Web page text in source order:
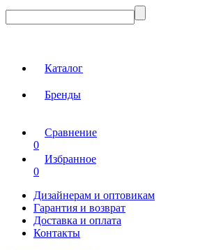
Каталог
Бренды
Сравнение
0
Избранное
0
Дизайнерам и оптовикам
Гарантия и возврат
Доставка и оплата
Контакты